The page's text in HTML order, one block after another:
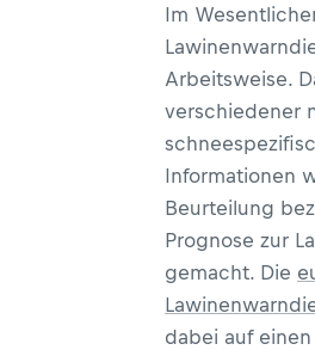
Im
Arbeitsweise.
verschiedener
Informationen
Beurteilung
Prognose zur
gemacht. Die
dabei auf